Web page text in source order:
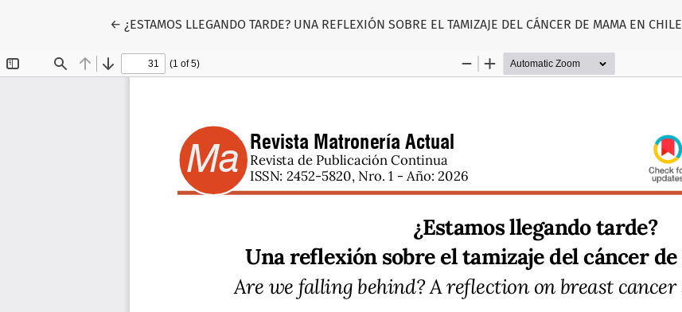
← Volver a los detalles del artículo
¿ESTAMOS LLEGANDO TARDE? UNA REFLEXIÓN SOBRE EL TAMIZAJE DEL CÁNCER DE MAMA EN CHILE